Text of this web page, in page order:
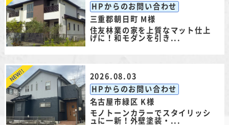
HPからのお問い合わせ
三重郡朝日町 M様
住友林業の家を上質なマット仕上
げに！和モダンを引き...
2026.08.03
HPからのお問い合わせ
名古屋市緑区 K様
モノトーンカラーでスタイリッシ
ュに一新！外壁塗装・...